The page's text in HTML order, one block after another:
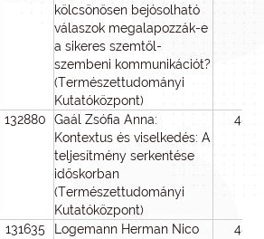
kölcsönösen bejósolható
válaszok megalapozzák-e
a sikeres szemtől-
szembeni kommunikációt?
(Természettudományi
Kutatóközpont)
132880
Gaál Zsófia Anna:
Kontextus és viselkedés: A
teljesítmény serkentése
időskorban
(Természettudományi
Kutatóközpont)
48
131635
Logemann Herman Nico
48